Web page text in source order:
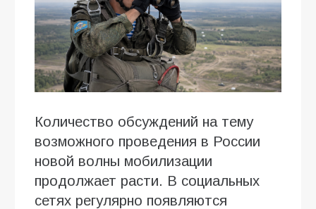
Количество обсуждений на тему
возможного проведения в России
новой волны мобилизации
продолжает расти. В социальных
сетях регулярно появляются